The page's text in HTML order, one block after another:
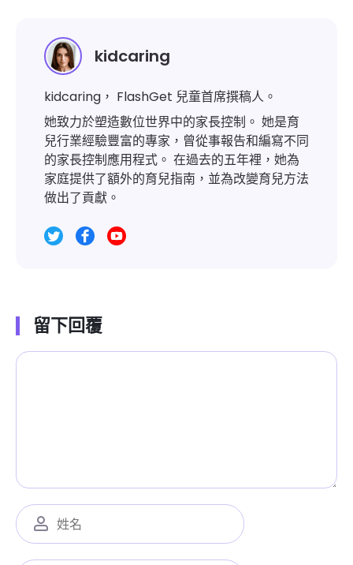
kidcaring
kidcaring， FlashGet 兒童首席撰稿人。
她致力於塑造數位世界中的家長控制。 她是育
兒行業經驗豐富的專家，曾從事報告和編寫不同
的家長控制應用程式。 在過去的五年裡，她為
家庭提供了額外的育兒指南，並為改變育兒方法
做出了貢獻。
留下回覆